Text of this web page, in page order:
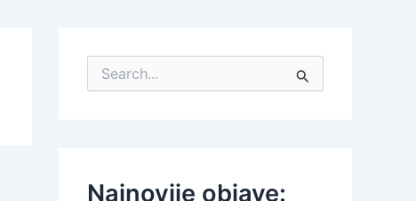
o
Najnovije objave: